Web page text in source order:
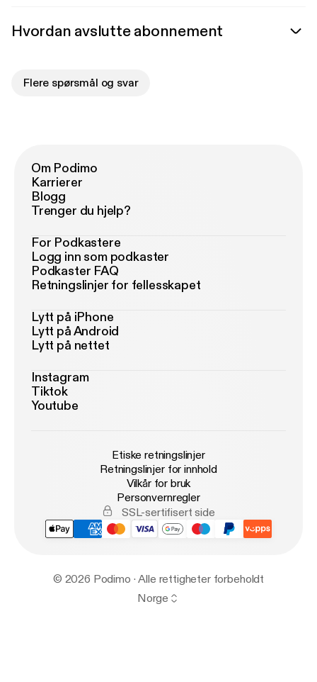
Hvordan avslutte abonnement
Flere spørsmål og svar
Om Podimo
Karrierer
Blogg
Trenger du hjelp?
For Podkastere
Logg inn som podkaster
Podkaster FAQ
Retningslinjer for fellesskapet
Lytt på iPhone
Lytt på Android
Lytt på nettet
Instagram
Tiktok
Youtube
Etiske retningslinjer
Retningslinjer for innhold
Vilkår for bruk
Personvernregler
SSL-sertifisert side
© 2026 Podimo · Alle rettigheter forbeholdt
Norge